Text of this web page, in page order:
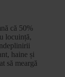
că 50%
locuință,
haine și
să meargă